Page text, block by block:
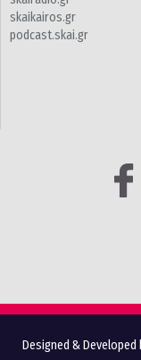
skaikairos.gr
podcast.skai.gr
Designed & Developed